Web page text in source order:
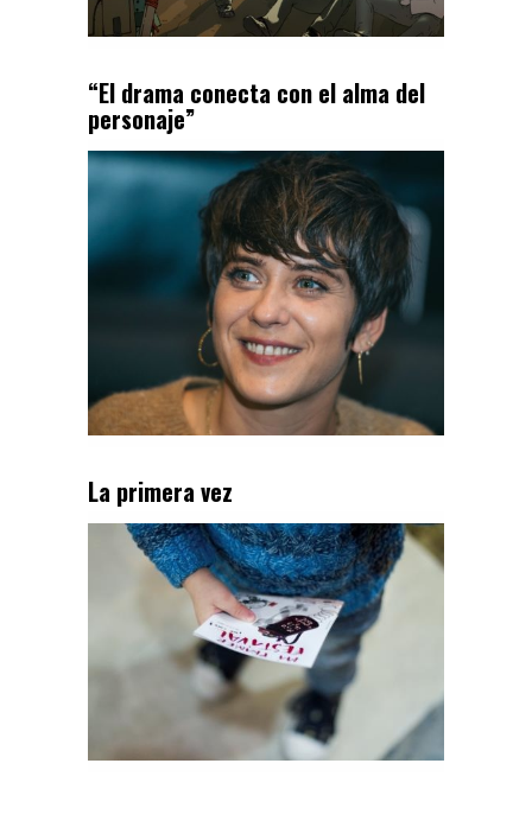
“El drama conecta con el alma del
personaje”
La primera vez